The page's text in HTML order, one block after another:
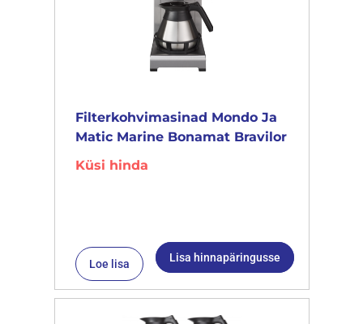
Filterkohvimasinad Mondo Ja
Matic Marine Bonamat Bravilor
Küsi hinda
Loe lisa Lisa hinnapäringusse